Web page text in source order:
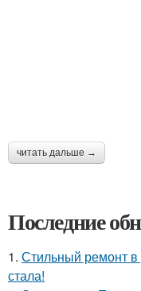
читать дальше →
Последние
1. Стильный ремонт в
стала!